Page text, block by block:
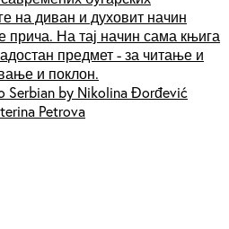
на диван и духовит начин
прича. На тај начин сама књига
предмет - за читање и
и поклон.
Serbian by Nikolina Đorđević
Petrova